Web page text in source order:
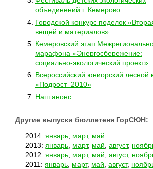
объединений г. Кемерово
Городской конкурс поделок
вещей и материалов»
Кемеровский этап
марафона «Энергосбережение:
социально-экологический проект»
Всероссийский юниорский лесной
«Подрост–2010»
Наш анонс
Другие выпуски бюллетеня ГорСЮН:
2014:январь, март, май
2013:январь, март, май,август,
2012:январь, март, май,август,
2011:январь, март, май,август,